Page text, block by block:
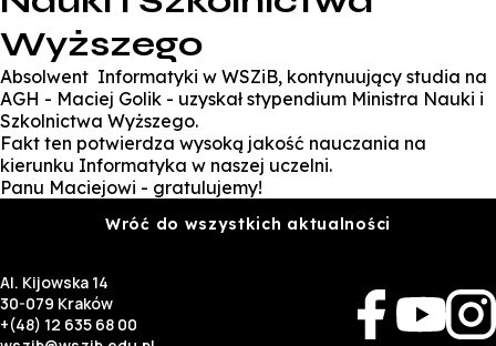
Kandydat
Zapisz się na studia
Wyższego
Absolwent Informatyki w WSZiB, kontynuujący studia na
AGH - Maciej Golik - uzyskał stypendium Ministra Nauki i
Szkolnictwa Wyższego.
Fakt ten potwierdza wysoką jakość nauczania na
kierunku Informatyka w naszej uczelni.
Panu Maciejowi - gratulujemy!
Wróć do wszystkich aktualności
Al. Kijowska 14
30-079 Kraków
+(48) 12 635 68 00